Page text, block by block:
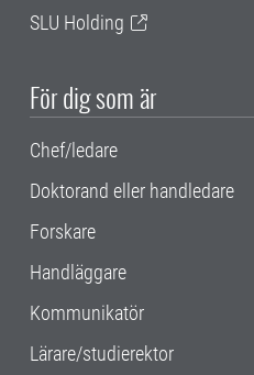
SLU Holding
För dig som är
Chef/ledare
Doktorand eller handledare
Forskare
Handläggare
Kommunikatör
Lärare/studierektor